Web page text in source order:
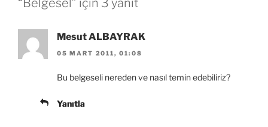
Mesut ALBAYRAK
05 MART 2011, 01:08
Bu belgeseli nereden ve nasıl temin edebiliriz?
Yanıtla